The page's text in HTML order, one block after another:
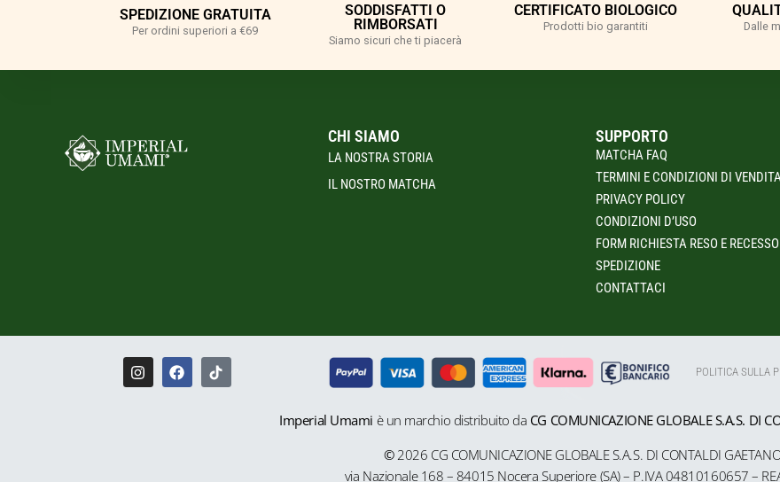
SPEDIZIONE GRATUITA
Per ordini superiori a €69
SODDISFATTI O
RIMBORSATI
Siamo sicuri che ti piacerà
CERTIFICATO BIOLOGICO
Prodotti bio garantiti Dalle
CHI SIAMO
LA NOSTRA STORIA
IL NOSTRO MATCHA
SUPPORTO
MATCHA FAQ
TERMINI E CONDIZIONI DI
PRIVACY POLICY
CONDIZIONI D’USO
FORM RICHIESTA RESO E RECESSO
SPEDIZIONE
CONTATTACI
POLITICA SULLA
Imperial Umami è un marchio distribuito da CG COMUNICAZIONE GLOBALE S.A.S. DI
© 2026 CG COMUNICAZIONE GLOBALE S.A.S. DI CONTALDI
via Nazionale 168 – 84015 Nocera Superiore (SA) – P.IVA04810160657 –